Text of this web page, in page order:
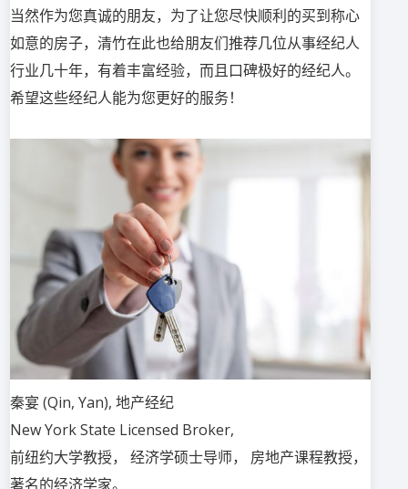
当然作为您真诚的朋友，为了让您尽快顺利的买到称心
如意的房子，清竹在此也给朋友们推荐几位从事经纪人
行业几十年，有着丰富经验，而且口碑极好的经纪人。
希望这些经纪人能为您更好的服务！
秦宴 (Qin, Yan), 地产经纪
New York State Licensed Broker,
前纽约大学教授， 经济学硕士导师， 房地产课程教授，
著名的经济学家。